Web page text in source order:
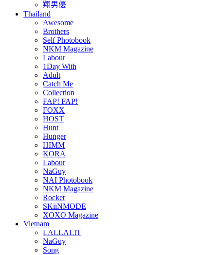
翔男優
Thailand
Awesome
Brothers
Self Photobook
NKM Magazine
Labour
1Day With
Adult
Catch Me
Collection
FAP! FAP!
FOXX
HOST
Hunt
Hunger
HIMM
KORA
Labour
NaGuy
NAI Photobook
NKM Magazine
Rocket
SKiiNMODE
XOXO Magazine
Vietnam
LALLALIT
NaGuy
Song